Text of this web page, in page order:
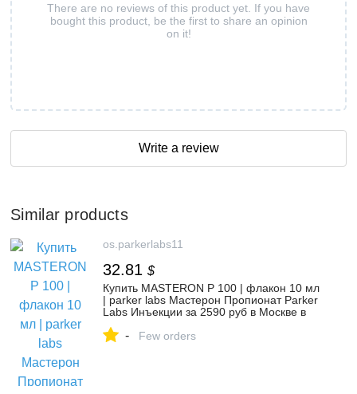
There are no reviews of this product yet. If you have
bought this product, be the first to share an opinion
on it!
Write a review
Similar products
os.parkerlabs11
32.81 $
Купить MASTERON P 100 | флакон 10 мл
| parker labs Мастерон Пропионат Parker
Labs Инъекции за 2590 руб в Москве в
https://os.parkerlabs11.pro/
- Few orders